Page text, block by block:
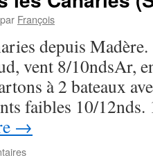
par François
depuis
vent 8/10ndsAr,
à 2 bateaux
faibles 10/
→